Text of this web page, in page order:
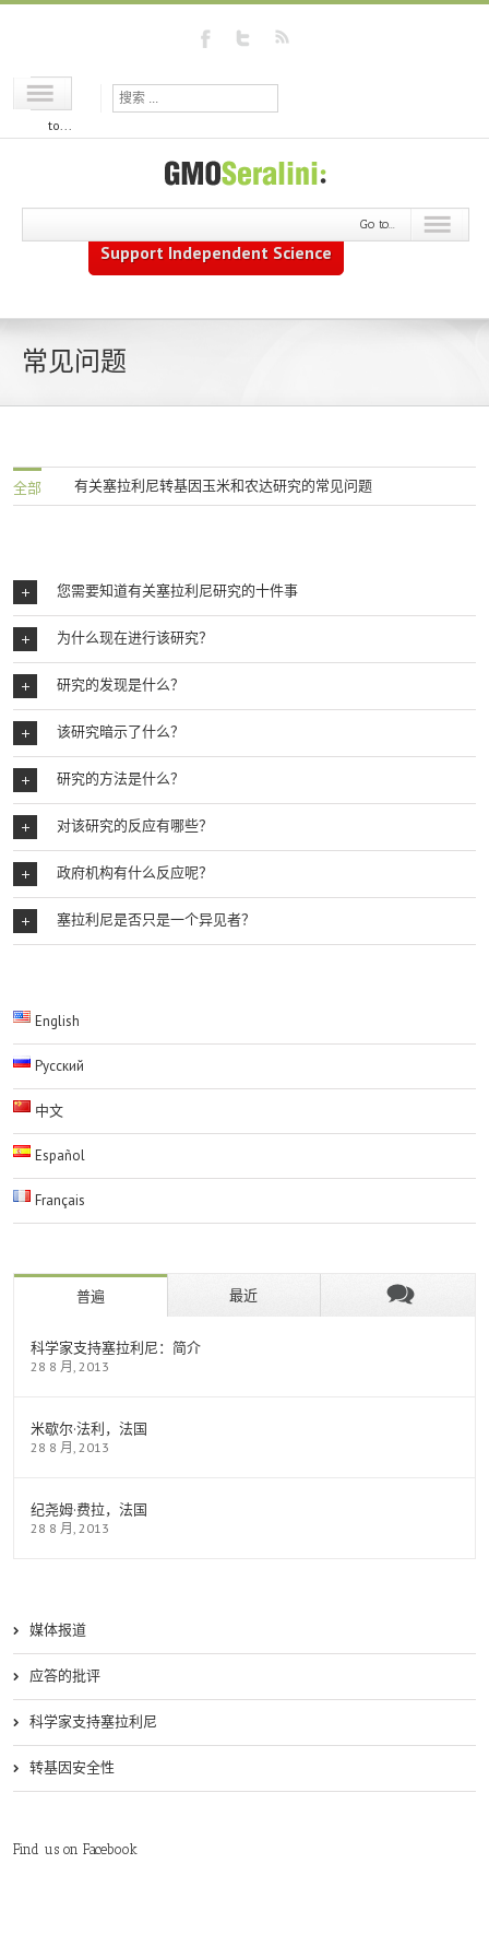
Go
to...
Support Independent Science
Go to...
常见问题
全部 有关塞拉利尼转基因玉米和农达研究的常见问题
您需要知道有关塞拉利尼研究的十件事
为什么现在进行该研究？
研究的发现是什么？
该研究暗示了什么？
研究的方法是什么？
对该研究的反应有哪些？
政府机构有什么反应呢？
塞拉利尼是否只是一个异见者？
English
Русский
中文
Español
Français
普遍 最近
科学家支持塞拉利尼：简介
28 8 月, 2013
米歇尔·法利，法国
28 8 月, 2013
纪尧姆·费拉，法国
28 8 月, 2013
媒体报道
应答的批评
科学家支持塞拉利尼
转基因安全性
Find us on Facebook